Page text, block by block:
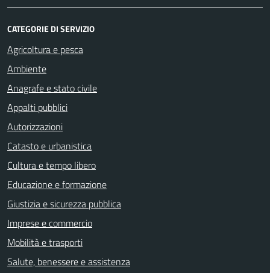
CATEGORIE DI SERVIZIO
Agricoltura e pesca
Ambiente
Anagrafe e stato civile
Appalti pubblici
Autorizzazioni
Catasto e urbanistica
Cultura e tempo libero
Educazione e formazione
Giustizia e sicurezza pubblica
Imprese e commercio
Mobilità e trasporti
Salute, benessere e assistenza